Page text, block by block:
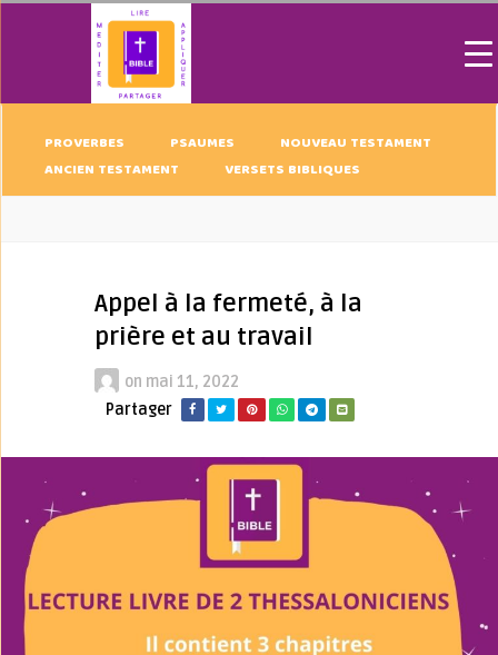
PROVERBES PSAUMES
NOUVEAU TESTAMENT
ANCIEN TESTAMENT
VERSETS BIBLIQUES
Appel à la fermeté, à la
prière et au travail
on mai 11, 2022
Partager